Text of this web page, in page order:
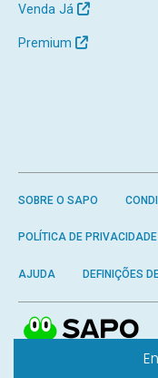
Venda Já
Premium
SOBRE O SAPO
POLÍTICA DE PRIVACIDADE
AJUDA DEFINIÇÕES
SAPO